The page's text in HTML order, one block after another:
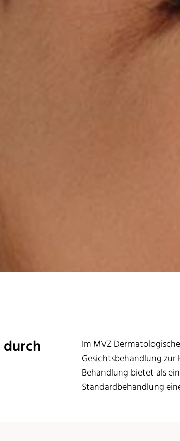
durch
Im MVZ
Gesichtsbehandlung
Behandlung bietet als
Standardbehandlung